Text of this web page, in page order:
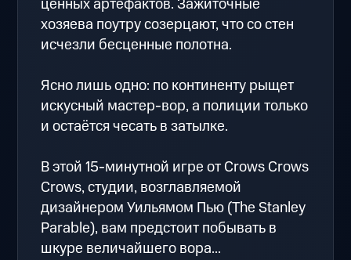
ценных артефактов. Зажиточные
хозяева поутру созерцают, что со стен
исчезли бесценные полотна.
Ясно лишь одно: по континенту рыщет
искусный мастер-вор, а полиции только
и остаётся чесать в затылке.
В этой 15-минутной игре от Crows Crows
Crows, студии, возглавляемой
дизайнером Уильямом Пью (The Stanley
Parable), вам предстоит побывать в
шкуре величайшего вора...